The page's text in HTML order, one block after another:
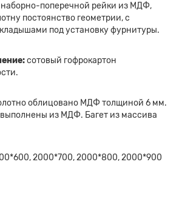
наборно-поперечной рейки из МДФ,
постоянство геометрии, с
под установку фурнитуры.
сотовый гофрокартон
облицовано МДФ толщиной 6 мм.
из МДФ. Багет из массива
2000*700, 2000*800, 2000*900